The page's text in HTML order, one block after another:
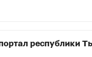
республики